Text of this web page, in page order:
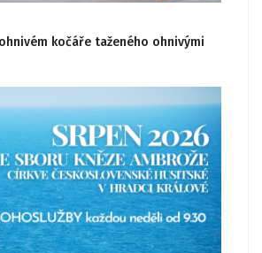
kočáře taženého ohnivými